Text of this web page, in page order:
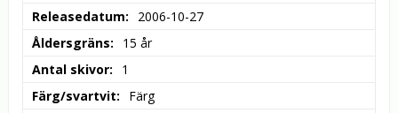
Releasedatum
2006-10-27
Åldersgräns
15 år
Antal skivor
1
Färg/svartvit
Färg